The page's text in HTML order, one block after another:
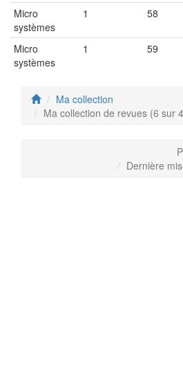
Micro
systèmes
1 58
Micro
systèmes
1 59
Ma collection
Ma collection de revues (6 sur
Dernière